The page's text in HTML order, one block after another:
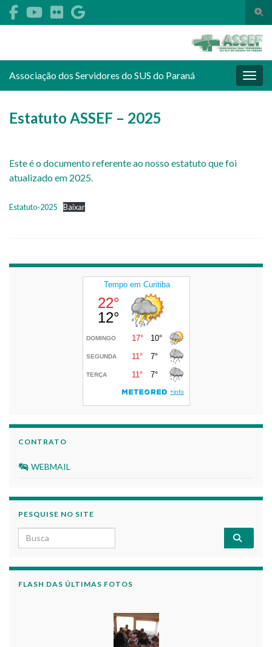
Associação dos Servidores do SUS do Paraná
Estatuto ASSEF – 2025
Este é o documento referente ao nosso estatuto que foi
atualizado em 2025.
Estatuto-2025 Baixar
CONTRATO
WEBMAIL
PESQUISE NO SITE
Search for:
FLASH DAS ÚLTIMAS FOTOS